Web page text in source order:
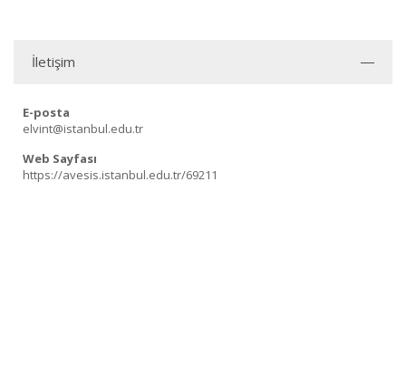
İletişim
E-posta
elvint@istanbul.edu.tr
Web Sayfası
https://avesis.istanbul.edu.tr/69211